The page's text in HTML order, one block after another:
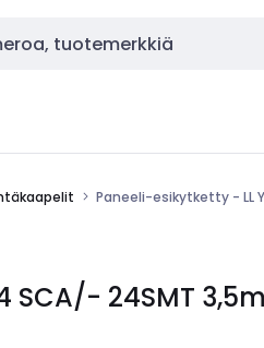
Paneeli-esikytketty - LL
SCA/- 24SMT 3,5m